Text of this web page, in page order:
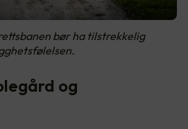
bør ha tilstrekkelig
og